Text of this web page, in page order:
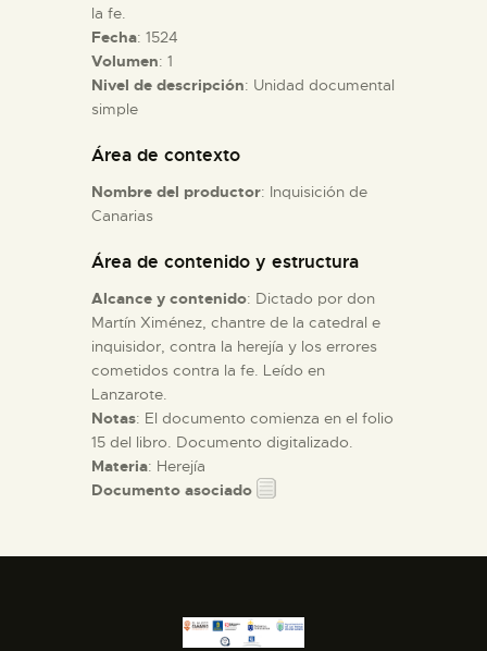
EL MUSEO
COLECCIONES
DIDÁCTICA
ESPAÑOL
la fe.
Fecha: 1524
Volumen: 1
Nivel de descripción: Unidad documental
simple
Área de contexto
Nombre del productor: Inquisición de
Canarias
Área de contenido y estructura
Alcance y contenido: Dictado por don
Martín Ximénez, chantre de la catedral e
inquisidor, contra la herejía y los errores
cometidos contra la fe. Leído en
Lanzarote.
Notas: El documento comienza en el folio
15 del libro. Documento digitalizado.
Materia: Herejía
Documento asociado